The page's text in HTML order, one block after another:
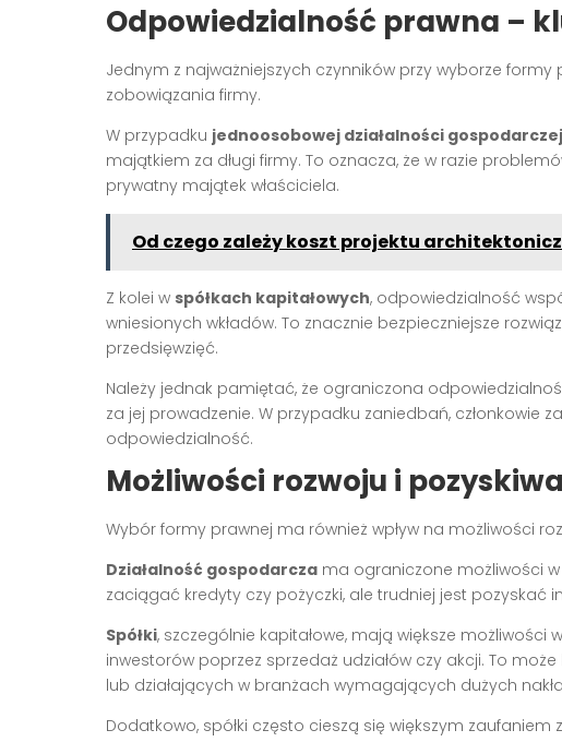
Odpowiedzialność prawna –
Jednym z najważniejszych czynników przy wyborze
zobowiązania firmy.
W przypadku jednoosobowej działalności gospodarczej
majątkiem za długi firmy. To oznacza, że w razie
prywatny majątek właściciela.
Od czego zależy koszt projektu
Z kolei w spółkach kapitałowych, odpowiedzialność
wniesionych wkładów. To znacznie bezpieczniejsze
przedsięwzięć.
Należy jednak pamiętać, że ograniczona
za jej prowadzenie. W przypadku zaniedbań, członkowie
odpowiedzialność.
Możliwości rozwoju i
Wybór formy prawnej ma również wpływ na możliwości
Działalność gospodarcza ma ograniczone możliwości w
zaciągać kredyty czy pożyczki, ale trudniej jest pozyskać
Spółki, szczególnie kapitałowe, mają większe możliwości
inwestorów poprzez sprzedaż udziałów czy akcji. To
lub działających w branżach wymagających dużych
Dodatkowo, spółki często cieszą się większym